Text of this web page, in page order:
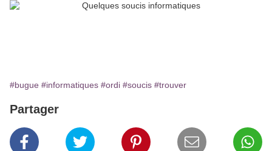
#bugue #informatiques #ordi #soucis #trouver
Partager